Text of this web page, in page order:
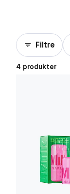
Filtre
4 produkter